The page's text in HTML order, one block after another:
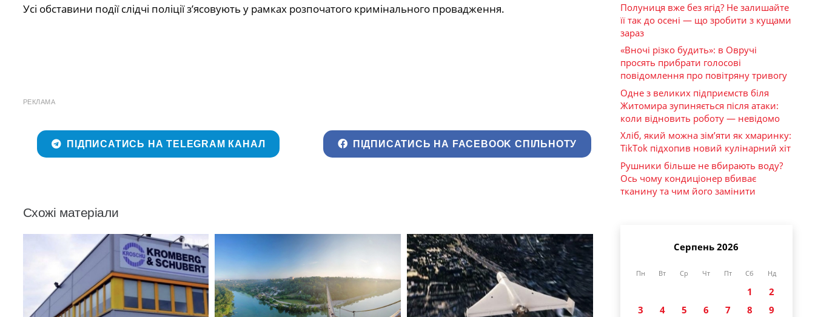
Усі обставини події слідчі поліції з’ясовують у рамках розпочатого кримінального провадження.
РЕКЛАМА
ПІДПИСАТИСЬ НА TELEGRAM КАНАЛ ПІДПИСАТИСЬ НА FACEBOOK СПІЛЬНОТУ
Схожі матеріали
Полуниця вже без ягід? Не залишайте
її так до осені — що зробити з кущами
зараз
«Вночі різко будить»: в Овручі
просять прибрати голосові
повідомлення про повітряну тривогу
Одне з великих підприємств біля
Житомира зупиняється після атаки:
коли відновить роботу — невідомо
Хліб, який можна зім’яти як хмаринку:
TikTok підхопив новий кулінарний хіт
Рушники більше не вбирають воду?
Ось чому кондиціонер вбиває
тканину та чим його замінити
Серпень 2026
Пн Вт Ср Чт Пт Сб Нд
1
2
3
4 5 6 7 8
9